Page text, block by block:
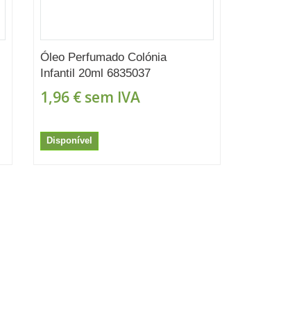
Óleo Perfumado Colónia
Infantil 20ml 6835037
1,96 €sem IVA
Disponível